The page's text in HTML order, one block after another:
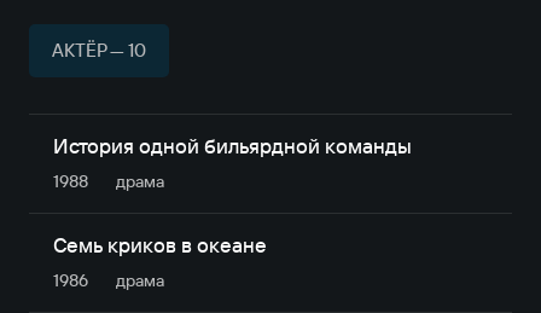
АКТЁР — 10
История одной бильярдной команды
1988 драма
Семь криков в океане
1986 драма